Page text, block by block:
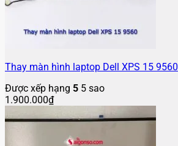
Thay màn hình laptop Dell XPS 15 9560
Được xếp hạng 5 5 sao
1.900.000₫